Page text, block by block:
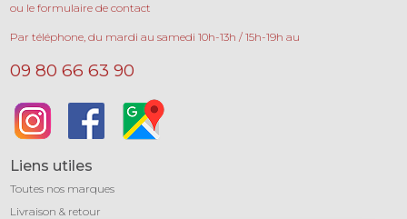
ou le formulaire de contact
Par téléphone, du mardi au samedi 10h-13h / 15h-19h au
09 80 66 63 90
Liens utiles
Toutes nos marques
Livraison & retour